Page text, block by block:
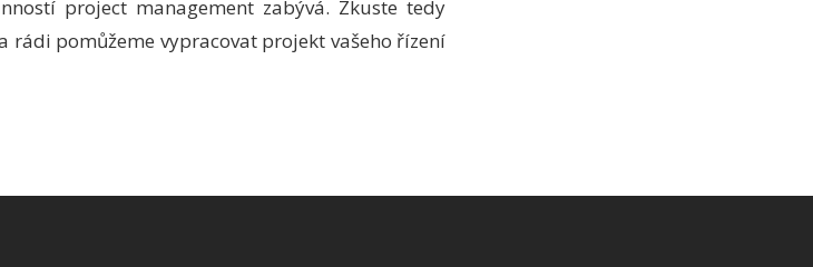
project management zabývá. Zkuste tedy
rádi pomůžeme vypracovat projekt vašeho řízení